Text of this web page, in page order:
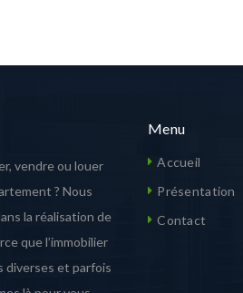
vendre ou louer
? Nous
la réalisation de
que l’immobilier
diverses et parfois
Menu
Accueil
Présentation
Contact